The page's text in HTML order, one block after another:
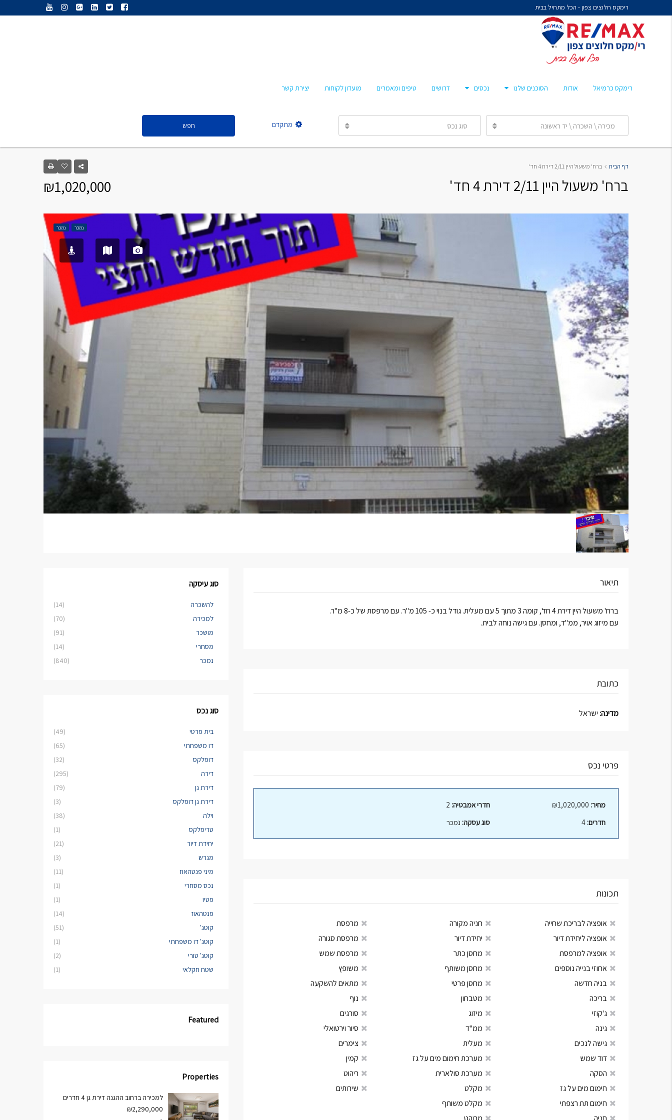
רימקס חלוצים צפון - הכל מתחיל בבית
רימקס כרמיאל אודות הסוכנים שלנו
מיכל קורלנד
מרסלו גלז
ענבר הלפרן
אסתר מישר
סנדרה שפר
נכסים דרושים טיפים ומאמרים מועדון לקוחות יצירת קשר
מכירה \ השכרה \ יד ראשונה סוג נכס מתקדם חפש
דף הבית ברח' משעול היין 2/11 דירת 4 חד'
ברח' משעול היין 2/11 דירת 4 חד' ₪1,020,000
נמכר נמכר
תיאור
ברח' משעול היין דירת 4 חד', קומה 3 מתוך 5 עם מעלית. גודל בנוי כ- 105 מ"ר. עם מרפסת של כ-8 מ"ר.
עם מיזוג אויר, ממ"ד, ומחסן. עם גישה נוחה לבית.
כתובת
מדינה:ישראל
פרטי נכס
מחיר:
חדרים:
חדרי אמבטיה:
סוג עסקה: נמכר
תכונות
אופציה לבריכת שחייה
אופציה ליחידת דיור
אופציה למרפסת
אחוזי בנייה נוספים
בניה חדשה
בריכה
ג'קוזי
גינה
גישה לנכים
דוד שמש
הסקה
חימום מים על גז
חימום תת רצפתי
חניה מקורה
יחידת דיור
מחסן כתר
מחסן משותף
מחסן פרטי
מטבחון
מיזוג
ממ"ד
מעלית
מערכת חימום מים על גז
מערכת סולארית
מקלט
מקלט משותף
מרפסת
מרפסת סגורה
מרפסת שמש
משופץ
מתאים להשקעה
נוף
סורגים
סיור וירטואלי
צימרים
קמין
ריהוט
שירותים
סוג עיסקה
להשכרה
(14)
למכירה
(70)
מושכר
(91)
מסחרי
(14)
נמכר
(840)
סוג נכס
בית פרטי
(49)
דו משפחתי
(65)
דופלקס
(32)
דירה
(295)
דירת גן
(79)
דירת גן דופלקס
(3)
וילה
(38)
טריפלקס
(1)
יחידת דיור
(21)
מגרש
(3)
מיני פנטהאוז
(11)
נכס מסחרי
(1)
פטיו
(1)
פנטהאוז
(14)
קוטג'
(51)
קוטג' דו משפחתי
(1)
קוטג' טורי
(2)
שטח חקלאי
(1)
Featured
Properties
למכירה ברחוב ההגנה דירת גן 4 חדרים
₪2,290,000
נח איציקזון- זכיין
חן צאיג – מאמן סוכנים
טלי עזרא